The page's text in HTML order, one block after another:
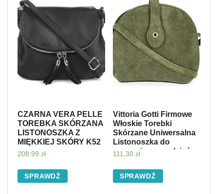
CZARNA VERA PELLE
TOREBKA SKÓRZANA
LISTONOSZKA Z
MIĘKKIEJ SKÓRY K52
208,99 zł
SPRAWDŹ
Vittoria Gotti Firmowe
Włoskie Torebki
Skórzane Uniwersalna
Listonoszka do
noszenia na co dzień
111,30 zł
SPRAWDŹ